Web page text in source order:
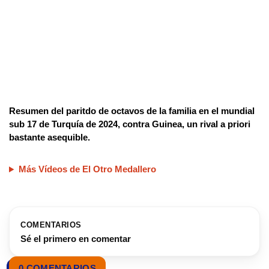
Resumen del paritdo de octavos de la familia en el mundial
sub 17 de Turquía de 2024, contra Guinea, un rival a priori
bastante asequible.
Más Vídeos de El Otro Medallero
COMENTARIOS
Sé el primero en comentar